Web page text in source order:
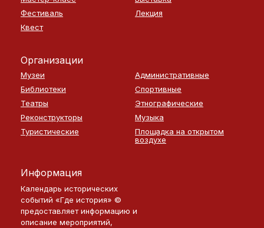
Фестиваль
Лекция
Квест
Организации
Музеи
Административные
Библиотеки
Спортивные
Театры
Этнографические
Реконструкторы
Музыка
Туристические
Площадка на открытом
воздухе
Информация
Календарь исторических
событий «Где история» ©
предоставляет информацию и
описание мероприятий,